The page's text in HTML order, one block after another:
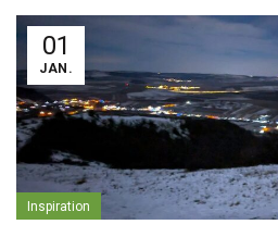
01
JAN.
Inspiration